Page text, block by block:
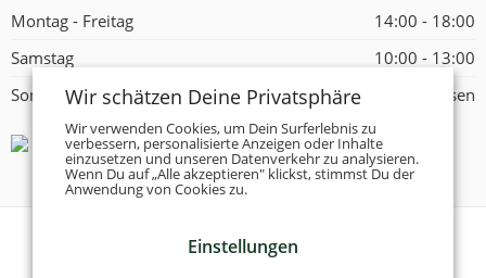
Montag - Freitag
14:00 - 18:00
Samstag
10:00 - 13:00
Sonntag
Geschlossen
Tanzschuhe Otto München e.K.
Wir schätzen Deine Privatsphäre
Wir verwenden Cookies, um Dein Surferlebnis zu
verbessern, personalisierte Anzeigen oder Inhalte
einzusetzen und unseren Datenverkehr zu analysieren.
Wenn Du auf „Alle akzeptieren" klickst, stimmst Du der
Anwendung von Cookies zu.
Einstellungen